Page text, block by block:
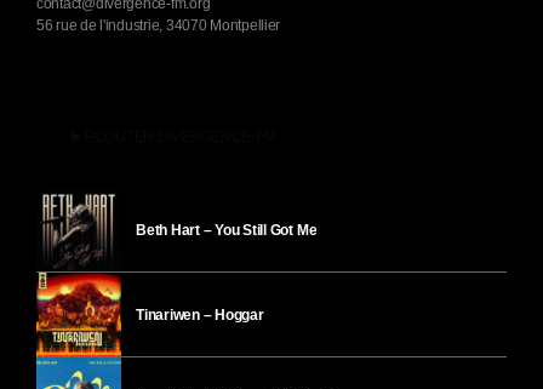
contact@divergence-fm.org
56 rue de l'industrie, 34070 Montpellier
Beth Hart – You Still Got Me
Tinariwen – Hoggar